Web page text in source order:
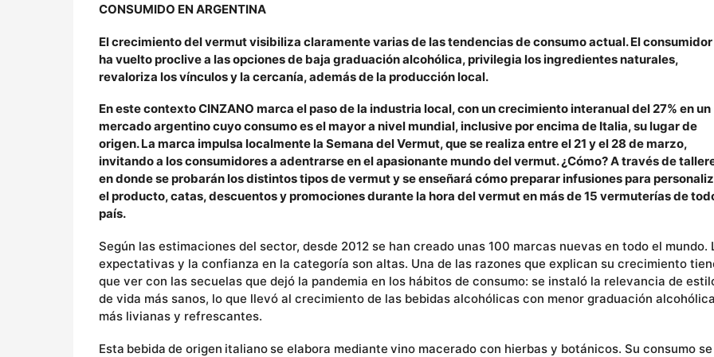
CONSUMIDO EN ARGENTINA
El crecimiento del vermut visibiliza claramente varias de las tendencias de consumo actual. El consumidor
ha vuelto proclive a las opciones de baja graduación alcohólica, privilegia los ingredientes naturales,
revaloriza los vínculos y la cercanía, además de la producción local.
En este contexto CINZANO marca el paso de la industria local, con un crecimiento interanual del 27% en un
mercado argentino cuyo consumo es el mayor a nivel mundial, inclusive por encima de Italia, su lugar de
origen. La marca impulsa localmente la Semana del Vermut, que se realiza entre el 21 y el 28 de marzo,
invitando a los consumidores a adentrarse en el apasionante mundo del vermut. ¿Cómo? A través de
en donde se probarán los distintos tipos de vermut y se enseñará cómo preparar infusiones para
el producto, catas, descuentos y promociones durante la hora del vermut en más de 15 vermuterías de
país.
Según las estimaciones del sector, desde 2012 se han creado unas 100 marcas nuevas en todo el mundo.
expectativas y la confianza en la categoría son altas. Una de las razones que explican su crecimiento
que ver con las secuelas que dejó la pandemia en los hábitos de consumo: se instaló la relevancia de
de vida más sanos, lo que llevó al crecimiento de las bebidas alcohólicas con menor graduación
más livianas y refrescantes.
Esta bebida de origen italiano se elabora mediante vino macerado con hierbas y botánicos. Su consumo se